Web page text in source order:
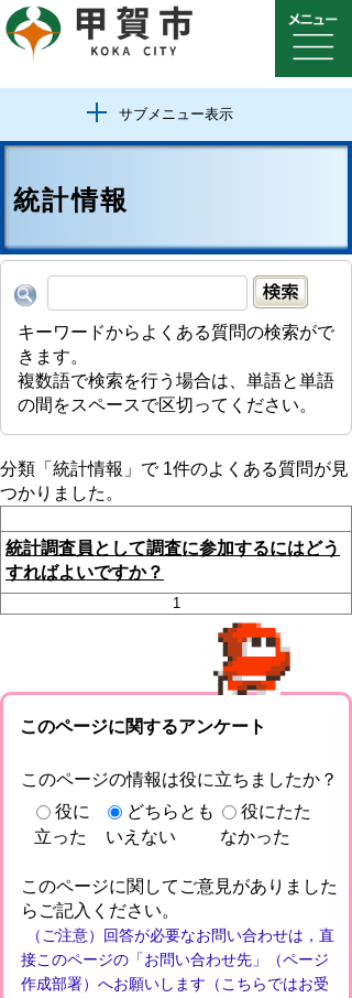
サブメニュー表示
統計情報
キーワードからよくある質問の検索がで
きます。
複数語で検索を行う場合は、単語と単語
の間をスペースで区切ってください。
分類「 統計情報 」で 1件のよくある質問が見
つかりました。
統計調査員として調査に参加するにはどう
すればよいですか？
1
このページに関するアンケート
このページの情報は役に立ちましたか？
役に
立った
どちらとも
いえない
役にたた
なかった
このページに関してご意見がありました
らご記入ください。
（ご注意）回答が必要なお問い合わせは，直
接このページの「お問い合わせ先」（ページ
作成部署）へお願いします（こちらではお受